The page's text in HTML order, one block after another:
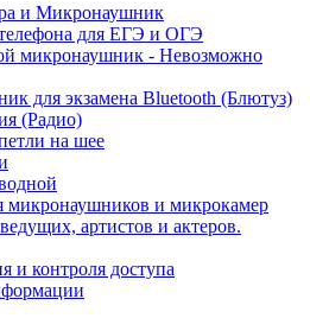
и Микронаушник
для ЕГЭ и ОГЭ
микронаушник - Невозможно
для экзамена Bluetooth (Блютуз)
(Радио)
на шее
и микрокамер
артистов и актеров.
и контроля доступа